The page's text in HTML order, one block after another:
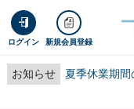
ログイン 新規会員登録
お知らせ 夏季休業期